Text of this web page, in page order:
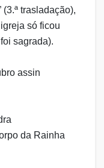
trasladação),
só ficou
sagrada).
assin
da Rainha